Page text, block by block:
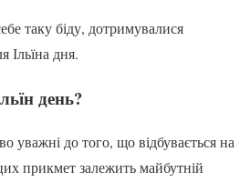
таку біду, дотримувалися
Ільїна дня.
день?
уважні до того, що відбувається на
прикмет залежить майбутній